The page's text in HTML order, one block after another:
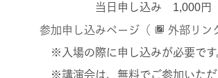
当日申し込み 1,000円
参加申し込みページ（
外部リン
※入場の際に申し込みが必要です
※講演会は、無料でご参加いただ